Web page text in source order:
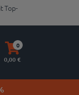
Top-
Warenkorb
aufklappen
0
0,00 €